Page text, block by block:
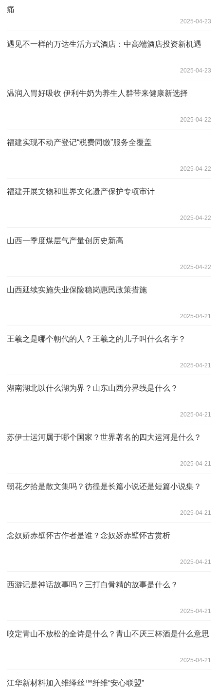
痛
2025-04-23
遇见不一样的万达生活方式酒店：中高端酒店投资新机遇
2025-04-23
温润入胃好吸收 伊利牛奶为养生人群带来健康新选择
2025-04-22
福建实现不动产登记“税费同缴”服务全覆盖
2025-04-22
福建开展文物和世界文化遗产保护专项审计
2025-04-22
山西一季度煤层气产量创历史新高
2025-04-22
山西延续实施失业保险稳岗惠民政策措施
2025-04-21
王羲之是哪个朝代的人？王羲之的儿子叫什么名字？
2025-04-21
湖南湖北以什么湖为界？山东山西分界线是什么？
2025-04-21
苏伊士运河属于哪个国家？世界著名的四大运河是什么？
2025-04-21
朝花夕拾是散文集吗？彷徨是长篇小说还是短篇小说集？
2025-04-21
念奴娇赤壁怀古作者是谁？念奴娇赤壁怀古赏析
2025-04-21
西游记是神话故事吗？三打白骨精的故事是什么？
2025-04-21
咬定青山不放松的全诗是什么？青山不厌三杯酒是什么意思
2025-04-21
江华新材料加入维绎丝™纤维“安心联盟”